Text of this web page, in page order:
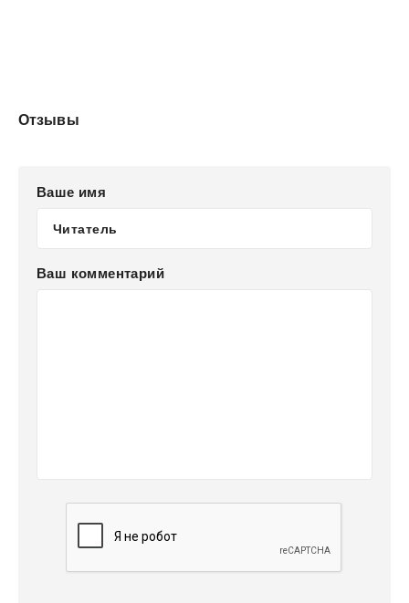
Отзывы
Ваше имя
Ваш комментарий